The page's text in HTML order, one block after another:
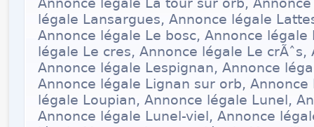
légale Lansargues, Annonce légale
Annonce légale Le bosc, Annonce légale
légale Le cres, Annonce légale Le
Annonce légale Lespignan, Annonce
Annonce légale Lignan sur orb,
légale Loupian, Annonce légale Lunel,
Annonce légale Lunel-viel, Annonce